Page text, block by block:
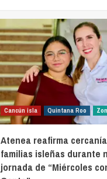
Cancún isla Quintana Roo
Atenea reafirma
familias isleñas durante
jornada de “Miércoles